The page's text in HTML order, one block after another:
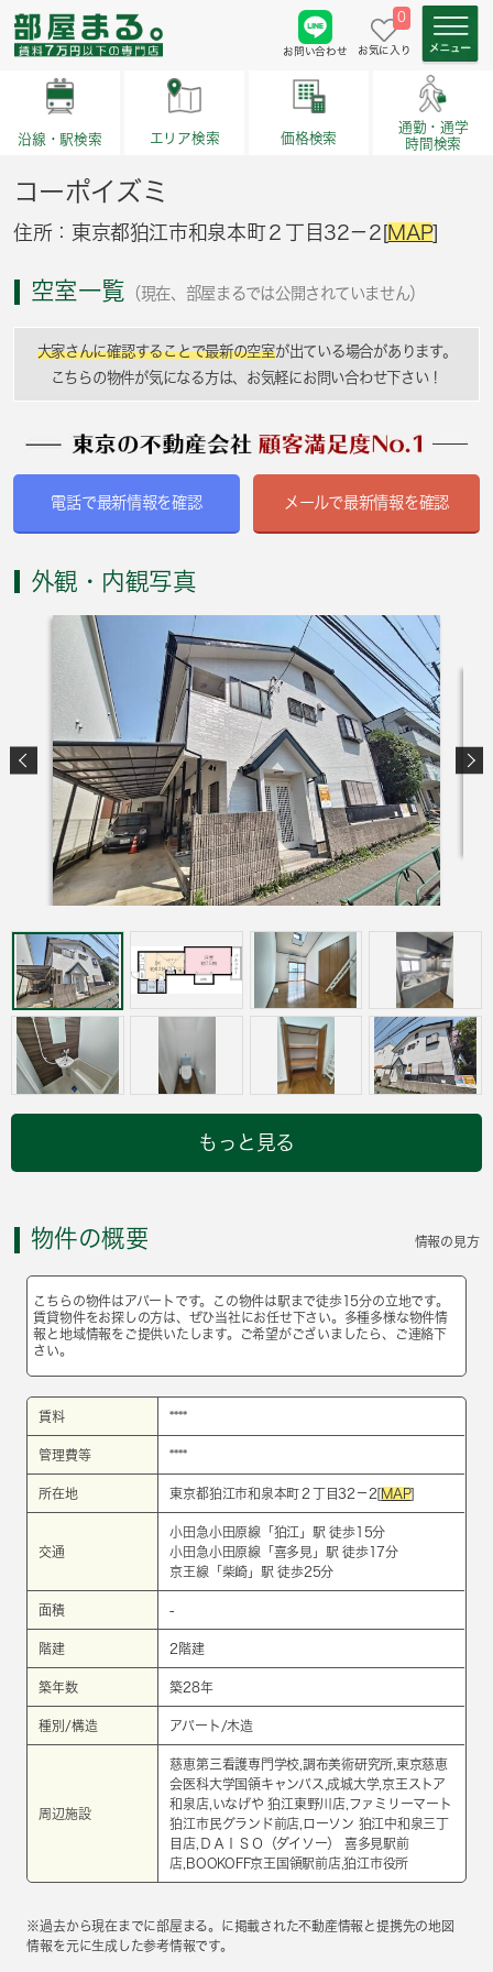
お問い合わせ
0
お気に入り
沿線・駅検索 エリア検索 価格検索
通勤・通学
時間検索
コーポイズミ
住所：東京都狛江市和泉本町２丁目32－2[MAP]
空室一覧 （現在、部屋まるでは公開されていません）
大家さんに確認することで最新の空室が出ている場合があります。
こちらの物件が気になる方は、お気軽にお問い合わせ下さい！
電話で最新情報を確認 メールで最新情報を確認
外観・内観写真
もっと見る
物件の概要 情報の見方
こちらの物件はアパートです。この物件は駅まで徒歩15分の立地です。
賃貸物件をお探しの方は、ぜひ当社にお任せ下さい。多種多様な物件情
報と地域情報をご提供いたします。ご希望がございましたら、ご連絡下
さい。
賃料 ****
管理費等 ****
所在地 東京都狛江市和泉本町２丁目32－2[ MAP]
交通
小田急小田原線 「 狛江
」駅 徒歩15分
小田急小田原線 「 喜多見 」駅 徒歩17分
京王線 「 柴崎 」駅 徒歩25分
面積 -
階建 2階建
築年数 築28年
種別/構造 アパート/木造
周辺施設
慈恵第三看護専門学校,調布美術研究所,東京慈恵
会医科大学国領キャンパス,成城大学,京王ストア
和泉店,いなげや 狛江東野川店,ファミリーマート
狛江市民グランド前店,ローソン 狛江中和泉三丁
目店,ＤＡＩＳＯ（ダイソー） 喜多見駅前
店,BOOKOFF京王国領駅前店,狛江市役所
※過去から現在までに部屋まる。に掲載された不動産情報と提携先の地図
情報を元に生成した参考情報です。